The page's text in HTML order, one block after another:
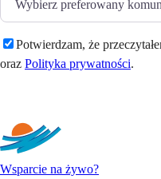
Potwierdzam, że
oraz Polityka prywatności.
Wsparcie na żywo?